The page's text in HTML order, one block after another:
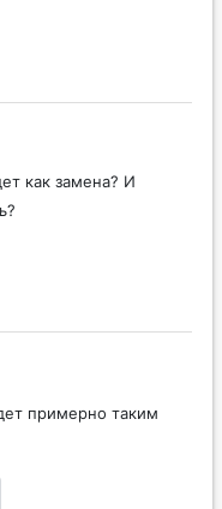
как замена? И
примерно таким